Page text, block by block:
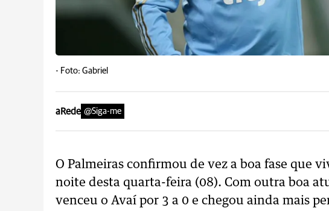
- Foto: Gabriel
aRede @Siga-me
O Palmeiras confirmou de vez a boa fase que
noite desta quarta-feira (08). Com outra boa
venceu o Avaí por 3 a 0 e chegou ainda mais